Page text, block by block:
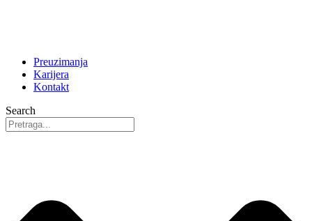
Preuzimanja
Karijera
Kontakt
Search